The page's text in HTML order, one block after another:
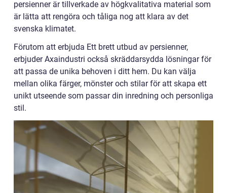
persienner är tillverkade av högkvalitativa material som
är lätta att rengöra och tåliga nog att klara av det
svenska klimatet.
Förutom att erbjuda Ett brett utbud av persienner,
erbjuder Axaindustri också skräddarsydda lösningar för
att passa de unika behoven i ditt hem. Du kan välja
mellan olika färger, mönster och stilar för att skapa ett
unikt utseende som passar din inredning och personliga
stil.